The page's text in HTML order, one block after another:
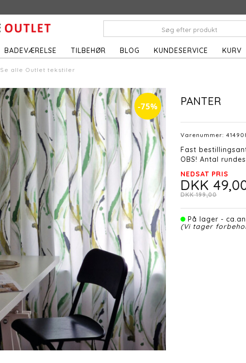
BADEVÆRELSE TILBEHØR BLOG KUNDESERVICE KURV
Se alle Outlet tekstiler
-75% PANTER
Varenummer:
Fast
OBS! Antal
NEDSAT PRIS
DKK
DKK 199,00
På lager -
(Vi tager